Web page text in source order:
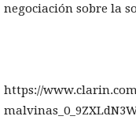
negociación sobre la
https://